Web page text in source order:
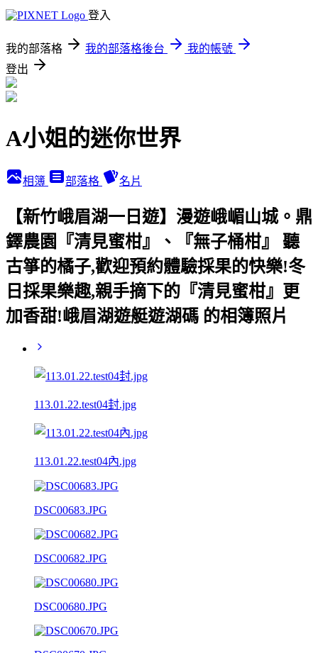
登入
我的部落格 我的部落格後台
我的帳號
登出
A小姐的迷你世界
相簿 部落格 名片
【新竹峨眉湖一日遊】漫遊峨嵋山城。鼎
鐸農園『清見蜜柑』、『無子桶柑』 聽
古箏的橘子,歡迎預約體驗採果的快樂!冬
日採果樂趣,親手摘下的『清見蜜柑』更
加香甜!峨眉湖遊艇遊湖碼 的相簿照片
113.01.22.test04封.jpg
113.01.22.test04內.jpg
DSC00683.JPG
DSC00682.JPG
DSC00680.JPG